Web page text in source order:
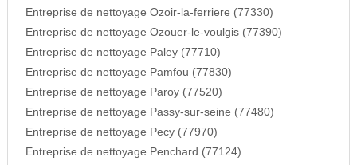
Entreprise de nettoyage Ozoir-la-ferriere (77330)
Entreprise de nettoyage Ozouer-le-voulgis (77390)
Entreprise de nettoyage Paley (77710)
Entreprise de nettoyage Pamfou (77830)
Entreprise de nettoyage Paroy (77520)
Entreprise de nettoyage Passy-sur-seine (77480)
Entreprise de nettoyage Pecy (77970)
Entreprise de nettoyage Penchard (77124)